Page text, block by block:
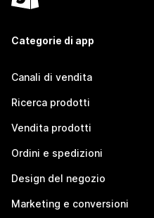
Categorie di app
Canali di vendita
Ricerca prodotti
Vendita prodotti
Ordini e spedizioni
Design del negozio
Marketing e conversioni